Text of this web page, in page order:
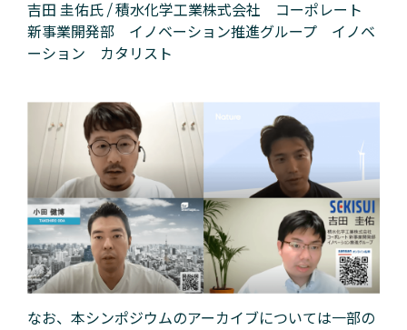
吉田 圭佑氏 / 積水化学工業株式会社 コーポレート
新事業開発部 イノベーション推進グループ イノベ
ーション カタリスト
なお、本シンポジウムのアーカイブについては一部の